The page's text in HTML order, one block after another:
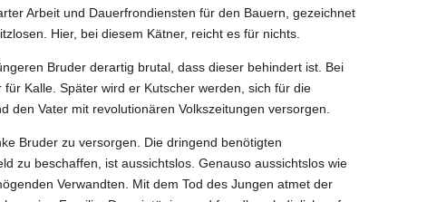
Arbeit und Dauerfrondiensten für den Bauern, gezeichnet
Hier, bei diesem Kätner, reicht es für nichts.
Bruder derartig brutal, dass dieser behindert ist. Bei
Kalle. Später wird er Kutscher werden, sich für die
den Vater mit revolutionären Volkszeitungen versorgen.
Bruder zu versorgen. Die dringend benötigten
zu beschaffen, ist aussichtslos. Genauso aussichtslos wie
Verwandten. Mit dem Tod des Jungen atmet der